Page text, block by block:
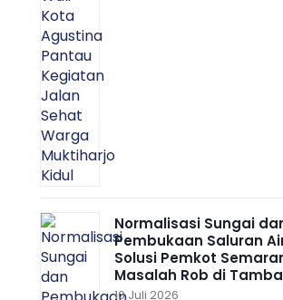
Normalisasi Sungai
Pembukaan Saluran
Solusi Pemkot
Masalah Rob di
10 Juli 2026